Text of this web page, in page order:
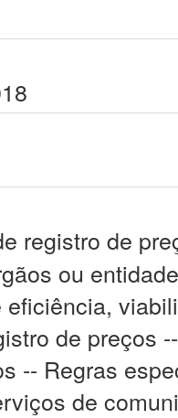
registro de
ou
de preços
-- Regras
de